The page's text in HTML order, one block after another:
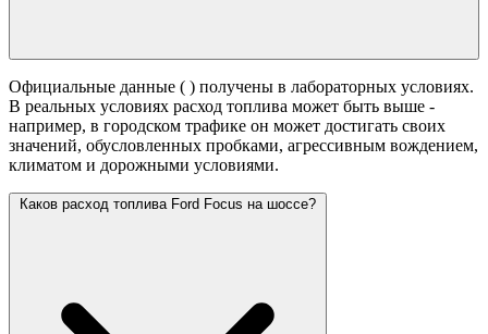
Официальные данные ( ) получены в лабораторных условиях.
В реальных условиях расход топлива может быть выше -
например, в городском трафике он может достигать своих
значений, обусловленных пробками, агрессивным вождением,
климатом и дорожными условиями.
Каков расход топлива Ford Focus на шоссе?